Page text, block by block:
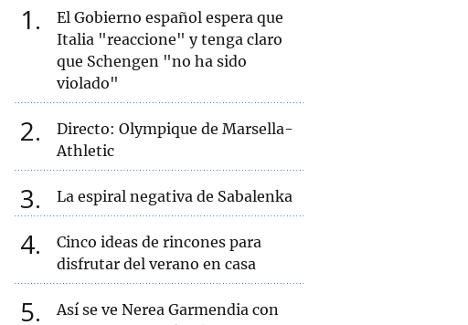
1
El Gobierno español espera que
Italia "reaccione" y tenga claro
que Schengen "no ha sido
violado"
2
Directo: Olympique de Marsella-
Athletic
3 La espiral negativa de Sabalenka
4
Cinco ideas de rincones para
disfrutar del verano en casa
5
Así se ve Nerea Garmendia con